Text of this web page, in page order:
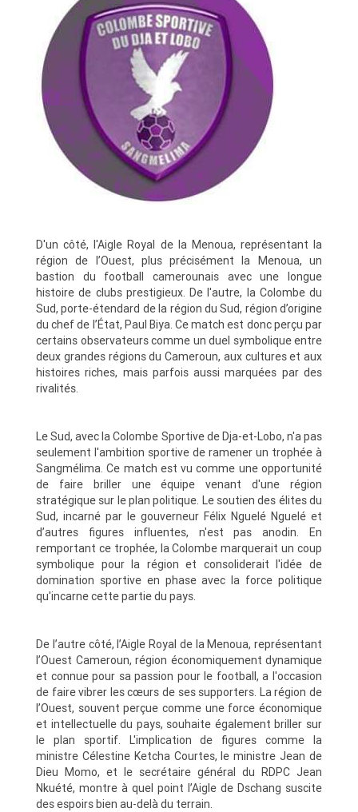
D'un côté, l'Aigle Royal de la Menoua, représentant la
région de l’Ouest, plus précisément la Menoua, un
bastion du football camerounais avec une longue
histoire de clubs prestigieux. De l'autre, la Colombe du
Sud, porte-étendard de la région du Sud, région d’origine
du chef de l’État, Paul Biya. Ce match est donc perçu par
certains observateurs comme un duel symbolique entre
deux grandes régions du Cameroun, aux cultures et aux
histoires riches, mais parfois aussi marquées par des
rivalités.
Le Sud, avec la Colombe Sportive de Dja-et-Lobo, n'a pas
seulement l'ambition sportive de ramener un trophée à
Sangmélima. Ce match est vu comme une opportunité
de faire briller une équipe venant d'une région
stratégique sur le plan politique. Le soutien des élites du
Sud, incarné par le gouverneur Félix Nguelé Nguelé et
d’autres figures influentes, n'est pas anodin. En
remportant ce trophée, la Colombe marquerait un coup
symbolique pour la région et consoliderait l'idée de
domination sportive en phase avec la force politique
qu'incarne cette partie du pays.
De l’autre côté, l’Aigle Royal de la Menoua, représentant
l’Ouest Cameroun, région économiquement dynamique
et connue pour sa passion pour le football, a l'occasion
de faire vibrer les cœurs de ses supporters. La région de
l’Ouest, souvent perçue comme une force économique
et intellectuelle du pays, souhaite également briller sur
le plan sportif. L'implication de figures comme la
ministre Célestine Ketcha Courtes, le ministre Jean de
Dieu Momo, et le secrétaire général du RDPC Jean
Nkuété, montre à quel point l’Aigle de Dschang suscite
des espoirs bien au-delà du terrain.